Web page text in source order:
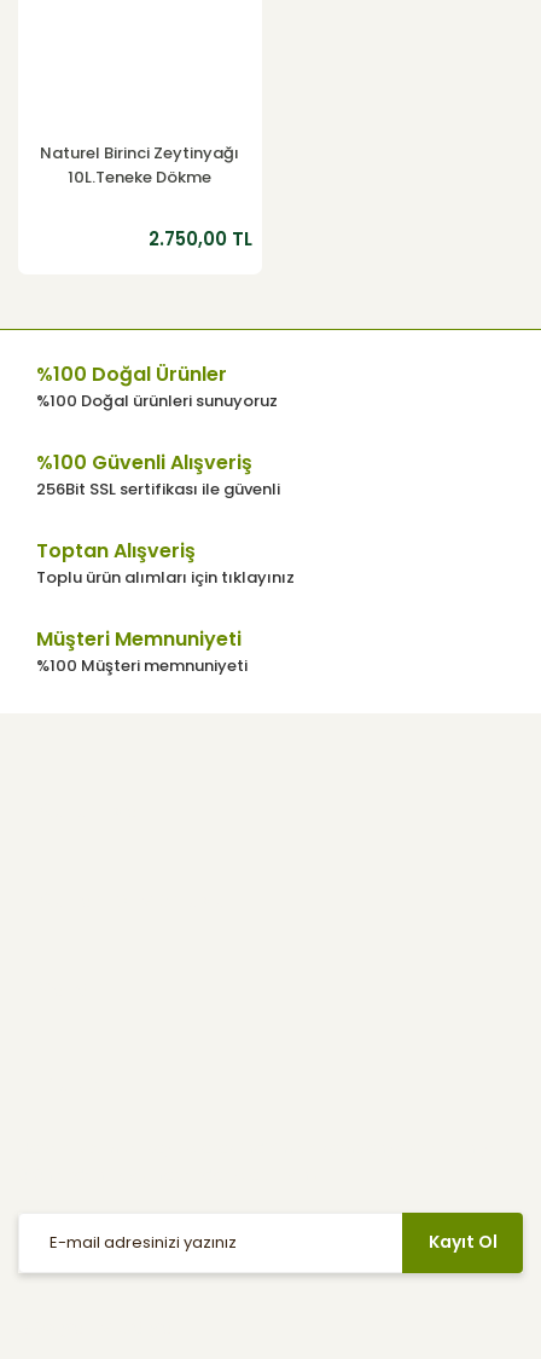
Naturel Birinci Zeytinyağı
10L.Teneke Dökme
2.750,00 TL
%100 Doğal Ürünler
%100 Doğal ürünleri sunuyoruz
%100 Güvenli Alışveriş
256Bit SSL sertifikası ile güvenli
Toptan Alışveriş
Toplu ürün alımları için tıklayınız
Müşteri Memnuniyeti
%100 Müşteri memnuniyeti
Kayıt Ol